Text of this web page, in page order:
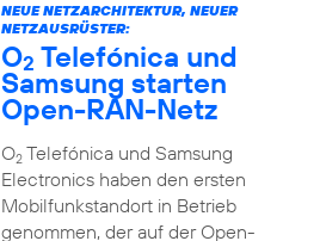
NEUE NETZARCHITEKTUR, NEUER
NETZAUSRÜSTER:
O2 Telefónica und
Samsung starten
Open-RAN-Netz
O2Telefónica und Samsung
Electronics haben den ersten
Mobilfunkstandort in Betrieb
genommen, der auf der Open-